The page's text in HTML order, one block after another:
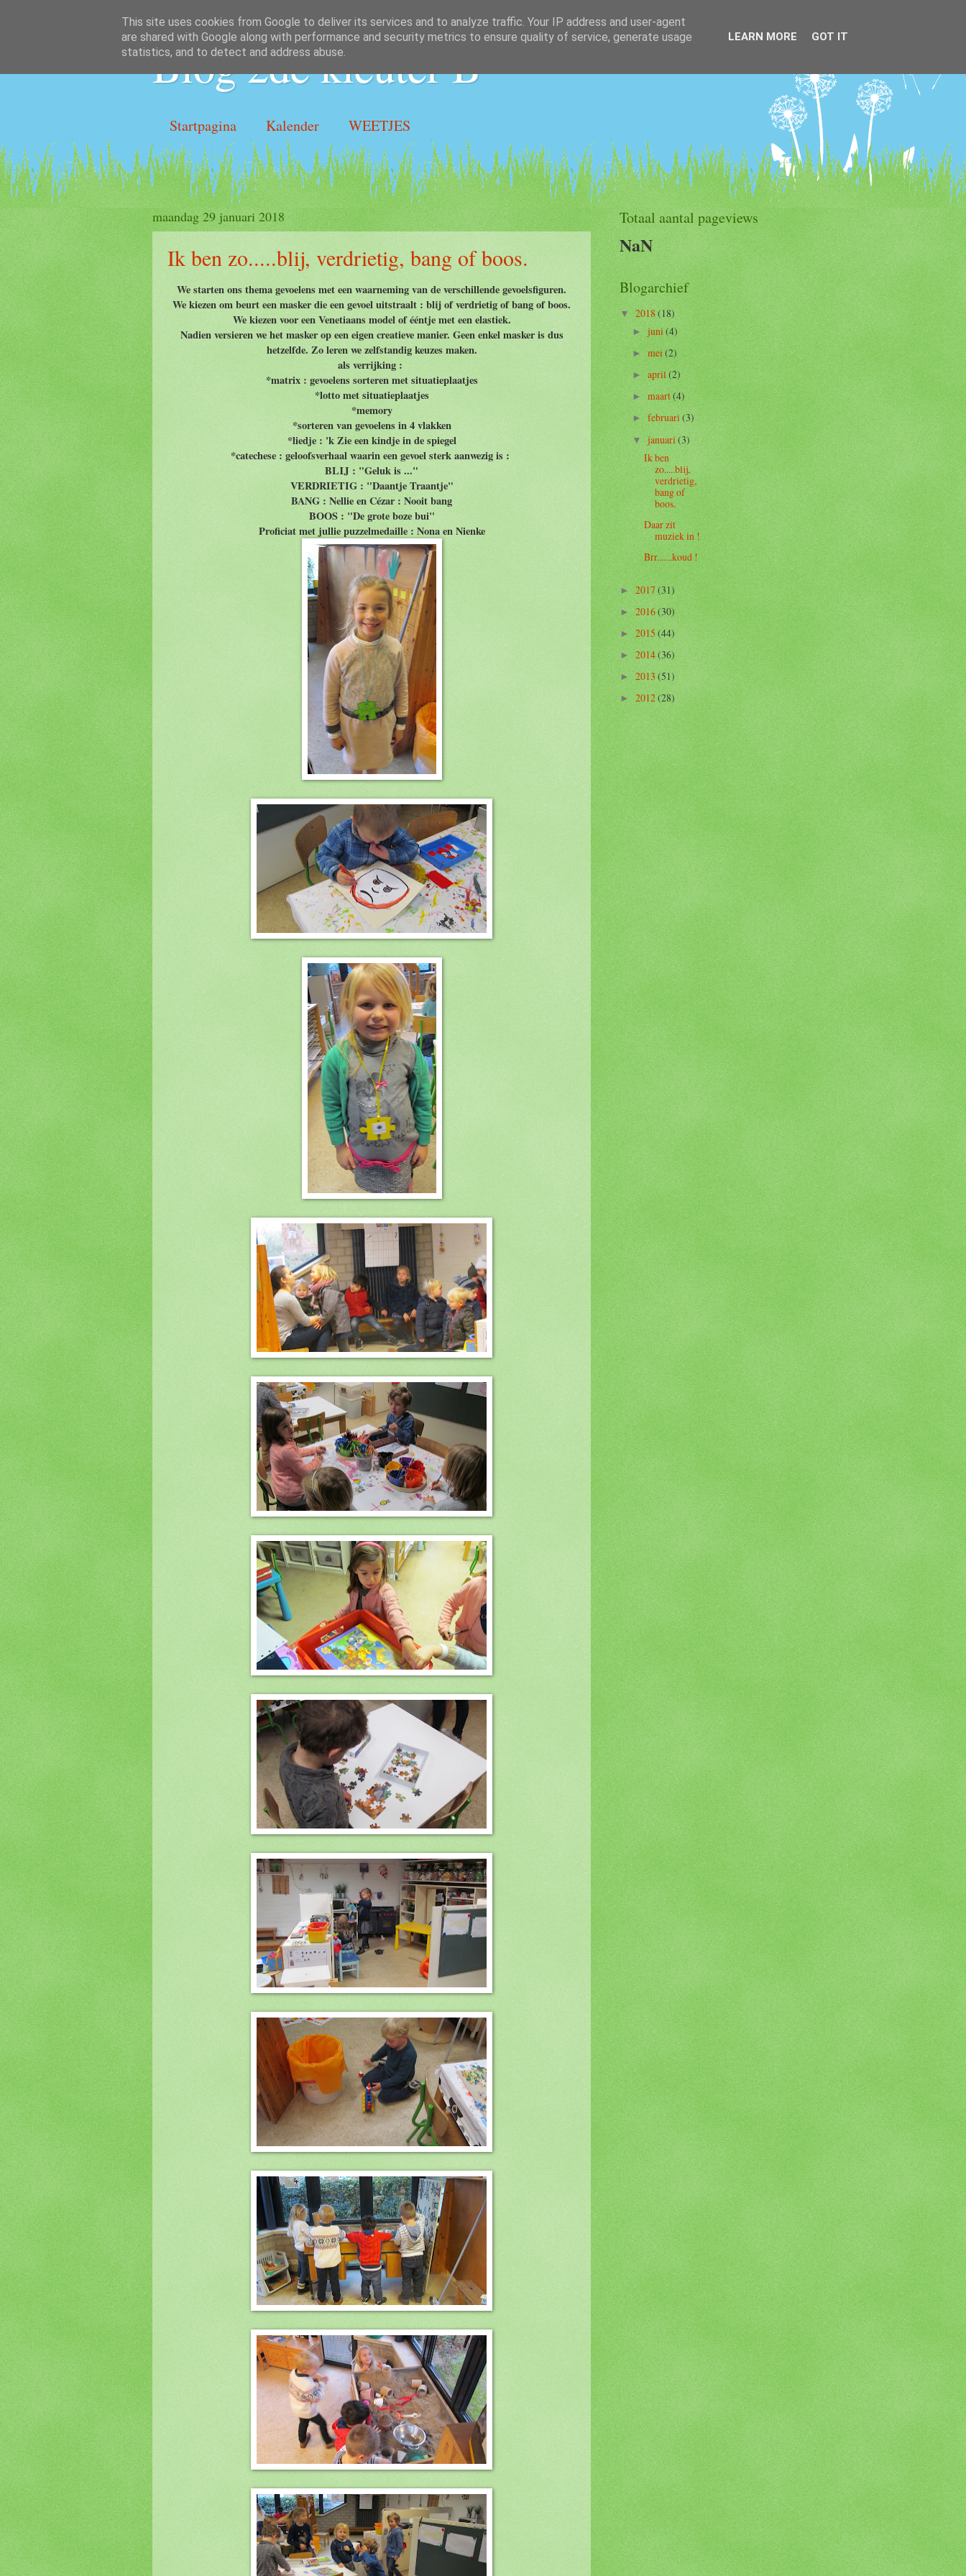
Blog 2de kleuter B
Startpagina Kalender WEETJES
maandag 29 januari 2018
Ik ben zo.....blij, verdrietig, bang of boos.
We starten ons thema gevoelens met een waarneming van de verschillende gevoelsfiguren.
We kiezen om beurt een masker die een gevoel uitstraalt : blij of verdrietig of bang of boos.
We kiezen voor een Venetiaans model of ééntje met een elastiek.
Nadien versieren we het masker op een eigen creatieve manier. Geen enkel masker is dus
hetzelfde. Zo leren we zelfstandig keuzes maken.
als verrijking :
*matrix : gevoelens sorteren met situatieplaatjes
*lotto met situatieplaatjes
*memory
*sorteren van gevoelens in 4 vlakken
*liedje : 'k Zie een kindje in de spiegel
*catechese : geloofsverhaal waarin een gevoel sterk aanwezig is :
BLIJ : "Geluk is ..."
VERDRIETIG : "Daantje Traantje"
BANG : Nellie en Cézar : Nooit bang
BOOS : "De grote boze bui"
Proficiat met jullie puzzelmedaille : Nona en Nienke
Totaal aantal pageviews
NaN
Blogarchief
▼2018(18)
►juni(4)
►mei(2)
►april(2)
►maart(4)
►februari(3)
▼januari(3)
Ik ben
zo.....blij,
verdrietig,
bang of
boos.
Daar zit
muziek in !
Brr.......koud !
►2017(31)
►2016(30)
►2015(44)
►2014(36)
►2013(51)
► 2012(28)
This site uses cookies from Google to deliver its services and to analyze traffic. Your IP address and user-agent
are shared with Google along with performance and security metrics to ensure quality of service, generate usage
statistics, and to detect and address abuse.
LEARN MORE GOT IT